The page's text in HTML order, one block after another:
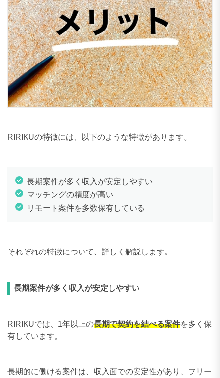
RIRIKUの特徴には、以下のような特徴があります。
長期案件が多く収入が安定しやすい
マッチングの精度が高い
リモート案件を多数保有している
それぞれの特徴について、詳しく解説します。
長期案件が多く収入が安定しやすい
RIRIKUでは、1年以上の長期で契約を結べる案件を多く保
有しています。
長期的に働ける案件は、収入面での安定性があり、フリー